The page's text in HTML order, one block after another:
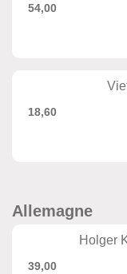
54,00
18,60
Allemagne
Holger
39,00